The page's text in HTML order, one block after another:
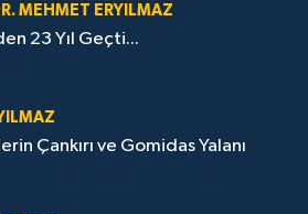
MEHMET ERYILMAZ
23 Yıl Geçti...
Çankırı ve Gomidas Yalanı